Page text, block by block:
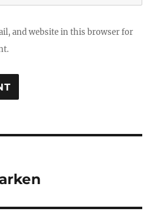
and website in this browser for